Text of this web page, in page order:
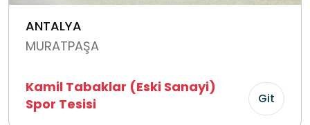
ANTALYA
MURATPAŞA
Kamil Tabaklar (Eski Sanayi)
Spor Tesisi
Git